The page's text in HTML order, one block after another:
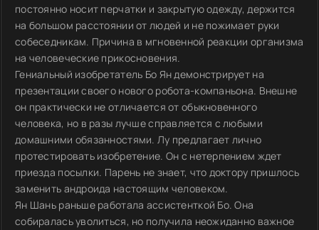
постоянно носит перчатки и закрытую одежду, держится
на большом расстоянии от людей и не пожимает руки
собеседникам. Причина в мгновенной реакции организма
на человеческие прикосновения.
Гениальный изобретатель Бо Ян демонстрирует на
презентации своего нового робота-компаньона. Внешне
он практически не отличается от обыкновенного
человека, но в разы лучше справляется с любыми
домашними обязанностями. Лу предлагает лично
протестировать изобретение. Он с нетерпением ждет
приезда посылки. Парень не знает, что доктору пришлось
заменить андроида настоящим человеком.
Ян Шань раньше работала ассистенткой Бо. Она
собиралась уволиться, но получила неожиданно важное